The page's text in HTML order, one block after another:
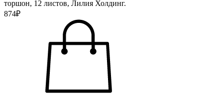
торшон, 12 листов, Лилия Холдинг.
874₽